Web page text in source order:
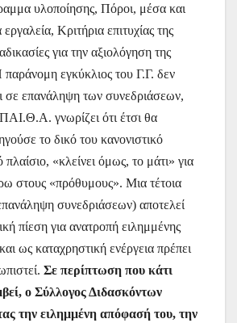
υλοποίησης, Πόροι, μέσα και
εργαλεία, Κριτήρια επιτυχίας της
για την αξιολόγηση της
εγκύκλιος του Γ.Γ. δεν
σε επανάληψη των συνεδριάσεων,
γνωρίζει ότι έτσι θα
το δικό του κανονιστικό
πλαίσιο, «κλείνει όμως, το μάτι» για
στους «πρόθυμους». Μια τέτοια
συνεδριάσεων) αποτελεί
πίεση για ανατροπή ειλημμένης
ως καταχρηστική ενέργεια πρέπει
Σε περίπτωση που κάτι
ο Σύλλογος Διδασκόντων
την ειλημμένη απόφασή του, την